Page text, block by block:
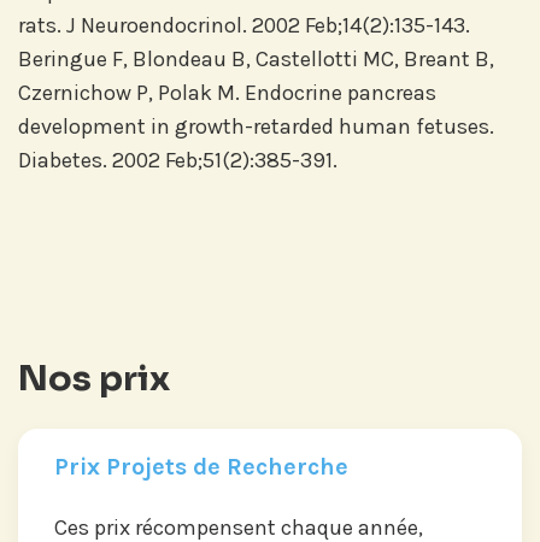
rats. J Neuroendocrinol. 2002 Feb;14(2):135-143.
Beringue F, Blondeau B, Castellotti MC, Breant B,
Czernichow P, Polak M. Endocrine pancreas
development in growth-retarded human fetuses.
Diabetes. 2002 Feb;51(2):385-391.
Nos prix
Prix Projets de Recherche
Ces prix récompensent chaque année,